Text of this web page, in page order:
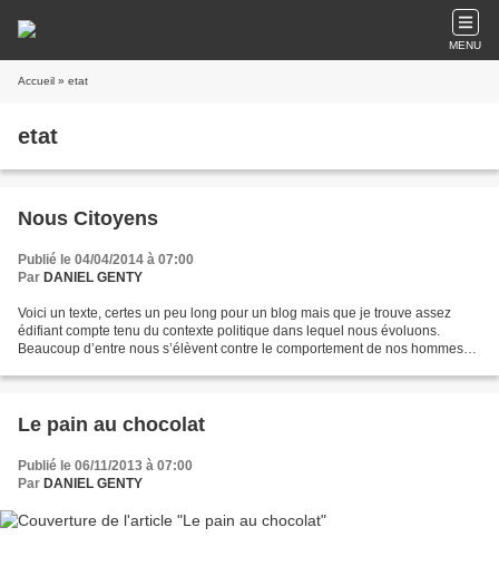
MENU
Accueil » etat
etat
Nous Citoyens
Publié le 04/04/2014 à 07:00
Par DANIEL GENTY
Voici un texte, certes un peu long pour un blog mais que je trouve assez
édifiant compte tenu du contexte politique dans lequel nous évoluons.
Beaucoup d’entre nous s’élèvent contre le comportement de nos hommes
Le pain au chocolat
Publié le 06/11/2013 à 07:00
Par DANIEL GENTY